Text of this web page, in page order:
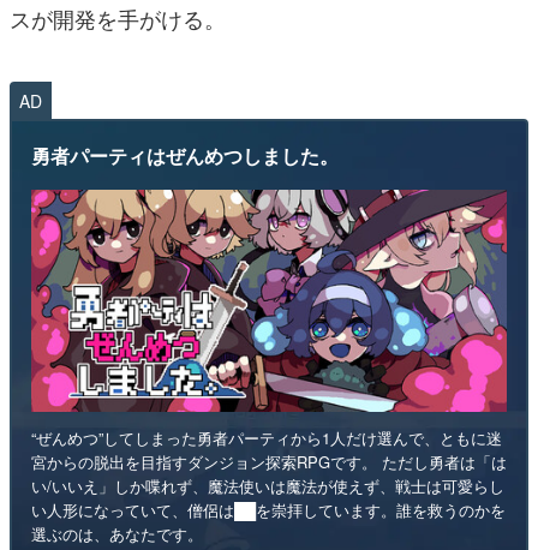
スが開発を手がける。
AD
勇者パーティはぜんめつしました。
“ぜんめつ”してしまった勇者パーティから1人だけ選んで、ともに迷
宮からの脱出を目指すダンジョン探索RPGです。 ただし勇者は「は
い/いいえ」しか喋れず、魔法使いは魔法が使えず、戦士は可愛らし
い人形になっていて、僧侶は██を崇拝しています。誰を救うのかを
選ぶのは、あなたです。